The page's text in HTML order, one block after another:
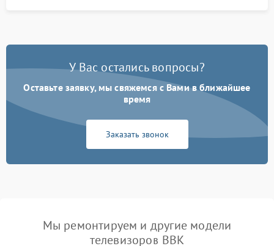
У Вас остались вопросы?
Оставьте заявку, мы свяжемся с Вами в ближайшее
время
Заказать звонок
Мы ремонтируем и другие модели
телевизоров BBK